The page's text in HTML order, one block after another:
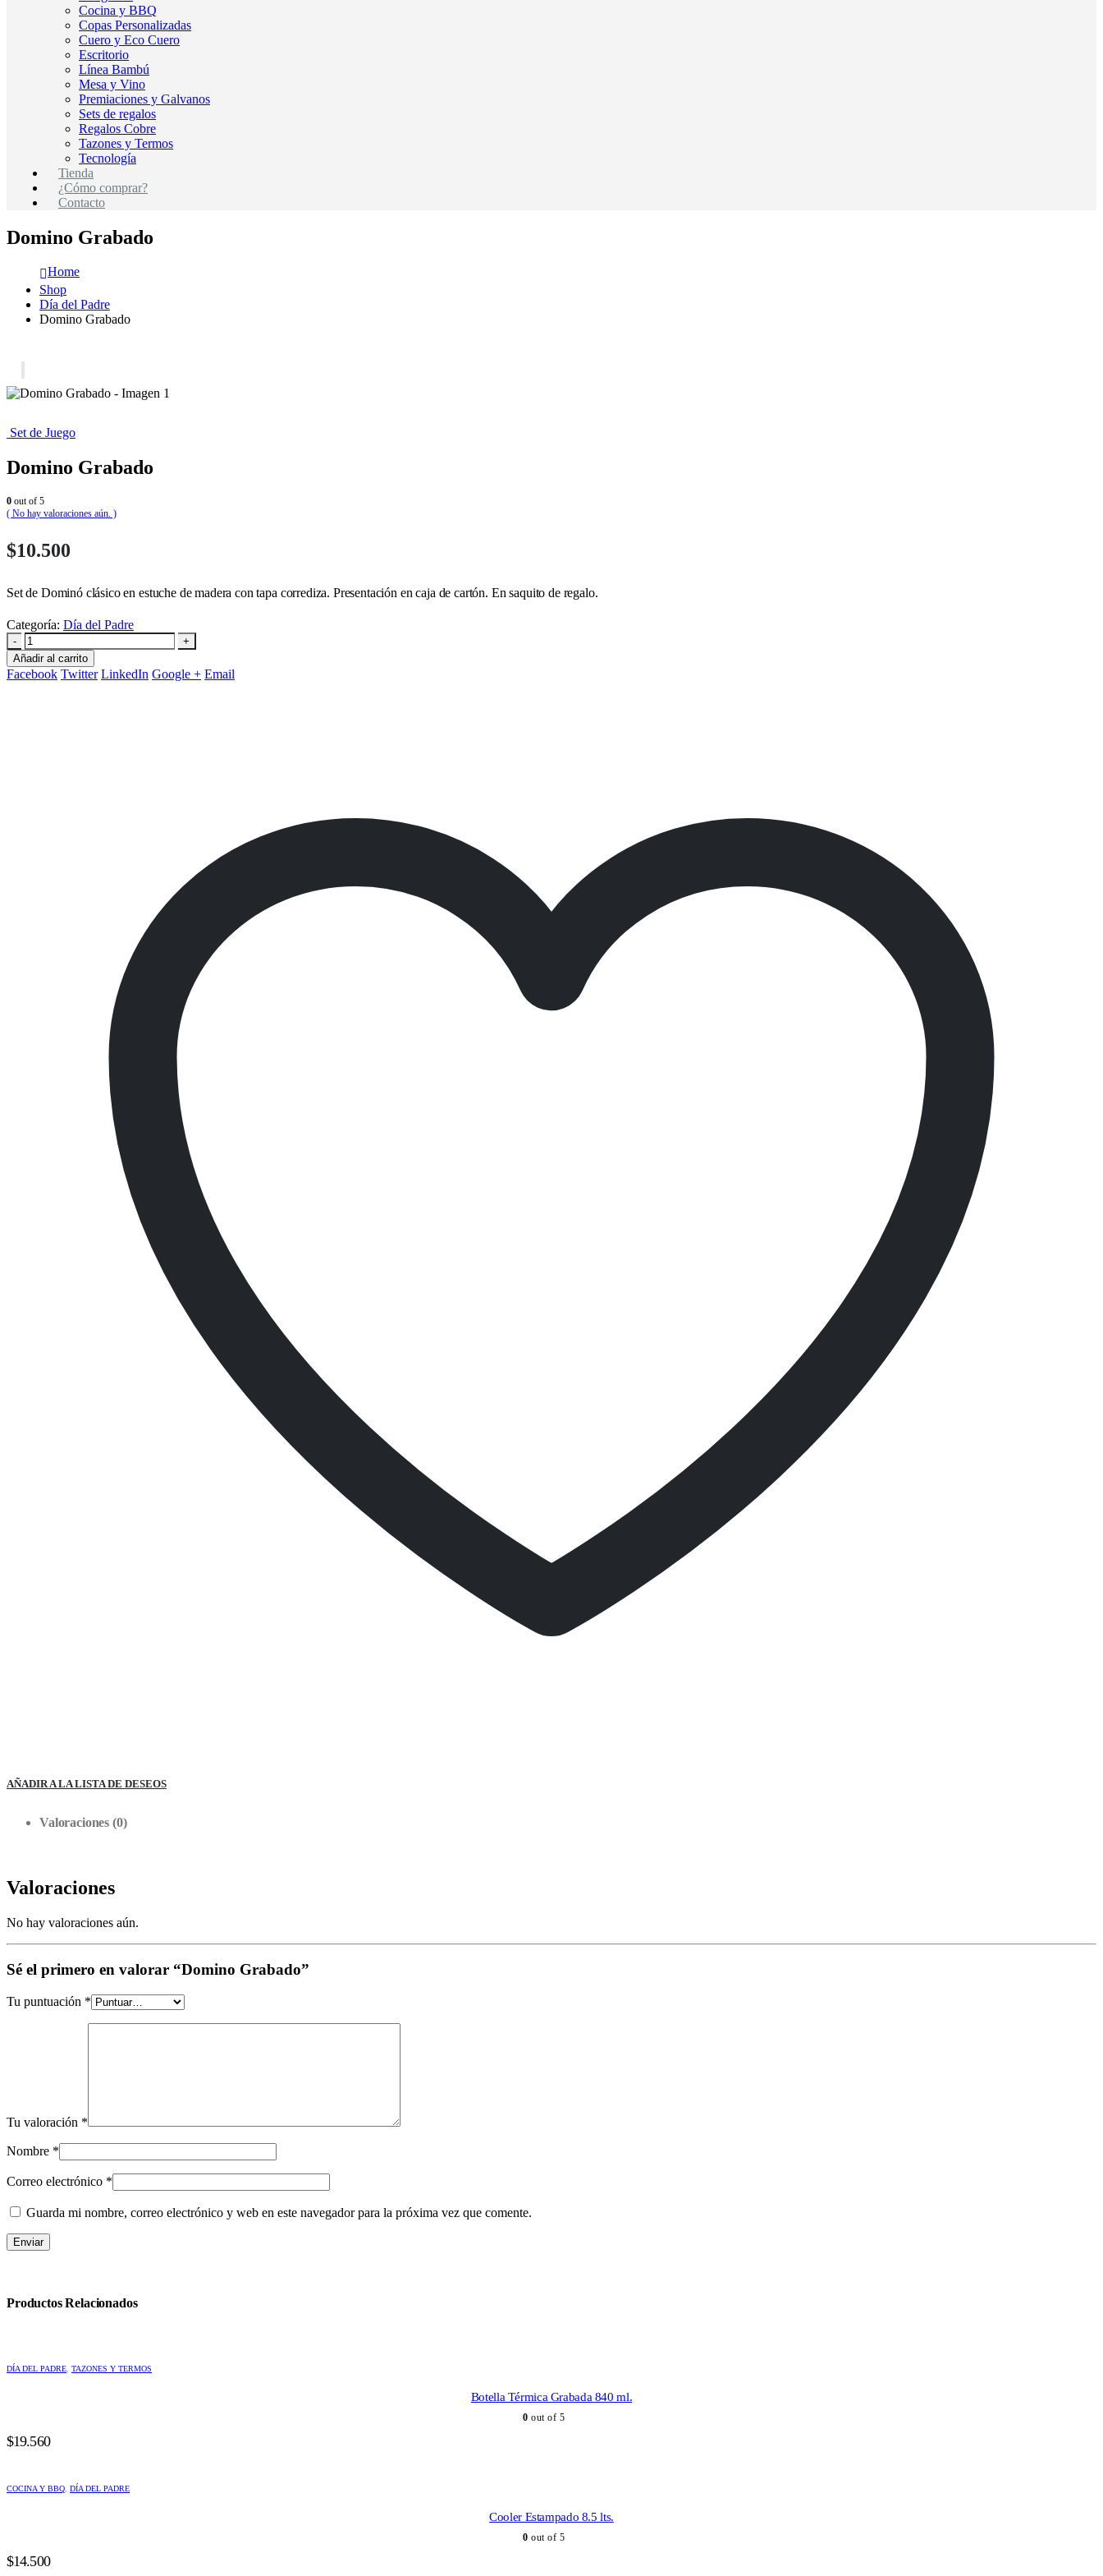
Cocina y BBQ
Copas Personalizadas
Cuero y Eco Cuero
Escritorio
Línea Bambú
Mesa y Vino
Premiaciones y Galvanos
Sets de regalos
Regalos Cobre
Tazones y Termos
Tecnología
Tienda
¿Cómo comprar?
Contacto
Domino Grabado
Home
Shop
Día del Padre
Domino Grabado
Set de Juego
Domino Grabado
0 out of 5
( No hay valoraciones aún. )
$10.500
Set de Dominó clásico en estuche de madera con tapa corrediza. Presentación en caja de cartón. En saquito de regalo.
Categoría: Día del Padre
-
+
Añadir al carrito
Facebook Twitter LinkedIn Google + Email
AÑADIR A LA LISTA DE DESEOS
Valoraciones (0)
Valoraciones
No hay valoraciones aún.
Sé el primero en valorar “Domino Grabado”
Tu puntuación *
Tu valoración *
Nombre *
Correo electrónico *
Guarda mi nombre, correo electrónico y web en este navegador para la próxima vez que comente.
Productos Relacionados
DÍA DEL PADRE TAZONES Y TERMOS
Botella Térmica Grabada 840 ml.
0 out of 5
$19.560
COCINA Y BBQ DÍA DEL PADRE
Cooler Estampado 8.5 lts.
0 out of 5
$14.500